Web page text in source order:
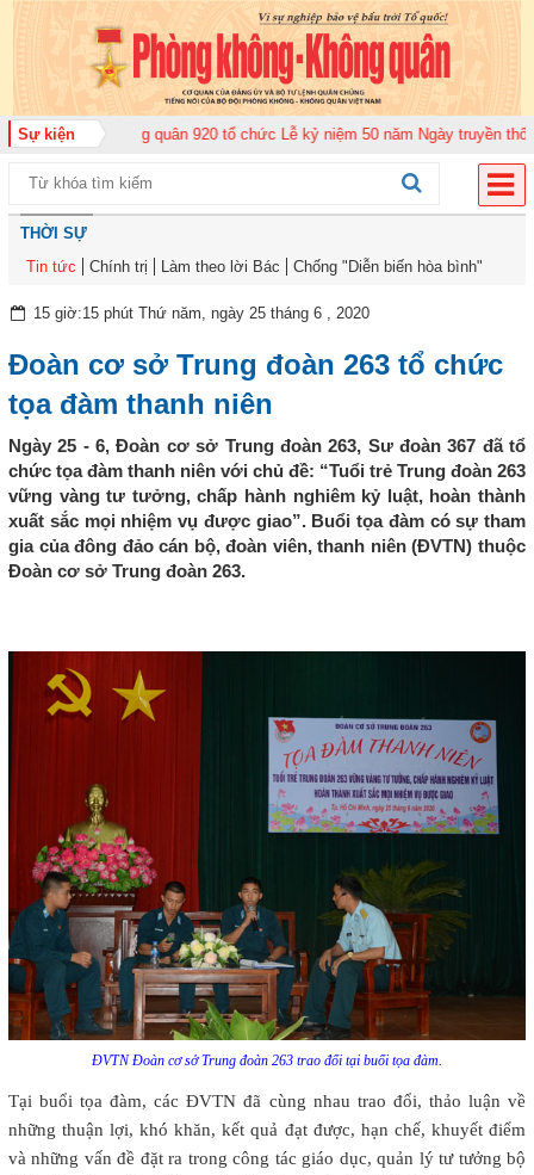
Sự kiện
đoàn Không quân 920 tổ chức Lễ kỷ niệm 50 năm Ngày truyền thống
THỜI SỰ
Tin tức
Chính trị Làm theo lời Bác Chống "Diễn biến hòa bình"
15 giờ:15 phút Thứ năm, ngày 25 tháng 6 , 2020
Đoàn cơ sở Trung đoàn 263 tổ chức
tọa đàm thanh niên
Ngày 25 - 6, Đoàn cơ sở Trung đoàn 263, Sư đoàn 367 đã tổ
chức tọa đàm thanh niên với chủ đề: “Tuổi trẻ Trung đoàn 263
vững vàng tư tưởng, chấp hành nghiêm kỷ luật, hoàn thành
xuất sắc mọi nhiệm vụ được giao”. Buổi tọa đàm có sự tham
gia của đông đảo cán bộ, đoàn viên, thanh niên (ĐVTN) thuộc
Đoàn cơ sở Trung đoàn 263.
ĐVTN Đoàn cơ sở Trung đoàn 263 trao đổi tại buổi tọa đàm.
Tại buổi tọa đàm, các ĐVTN đã cùng nhau trao đổi, thảo luận về
những thuận lợi, khó khăn, kết quả đạt được, hạn chế, khuyết điểm
và những vấn đề đặt ra trong công tác giáo dục, quản lý tư tưởng bộ